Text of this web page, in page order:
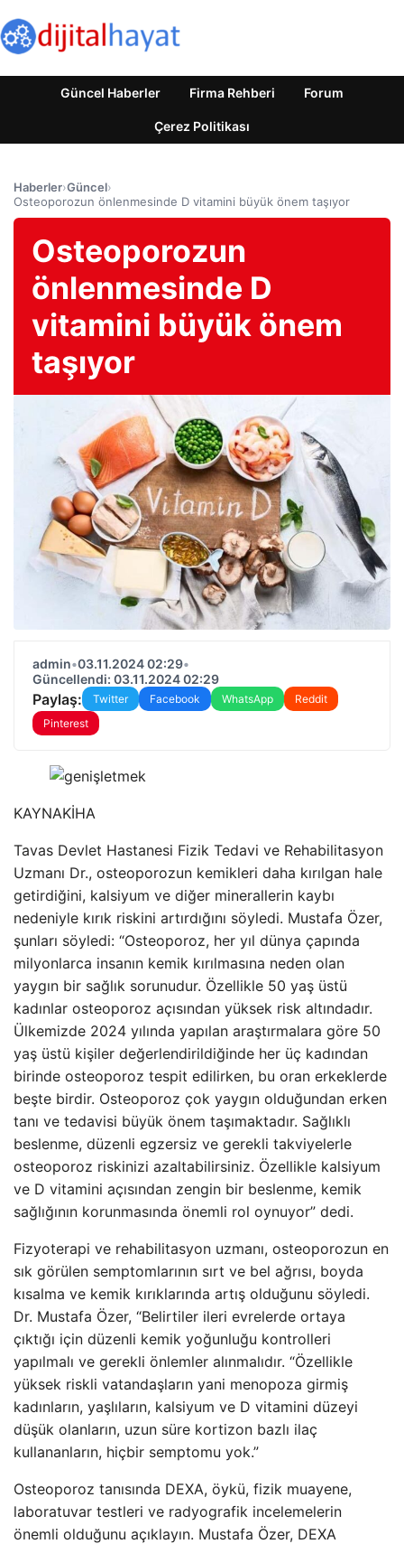
Güncel Haberler Firma Rehberi Forum
Çerez Politikası
Haberler›Güncel›
Osteoporozun önlenmesinde D vitamini büyük önem taşıyor
Osteoporozun
önlenmesinde D
vitamini büyük önem
taşıyor
admin•03.11.2024 02:29•
Güncellendi: 03.11.2024 02:29
Paylaş: Twitter Facebook WhatsApp
Reddit
Pinterest
KAYNAKİHA
Tavas Devlet Hastanesi Fizik Tedavi ve Rehabilitasyon
Uzmanı Dr., osteoporozun kemikleri daha kırılgan hale
getirdiğini, kalsiyum ve diğer minerallerin kaybı
nedeniyle kırık riskini artırdığını söyledi. Mustafa Özer,
şunları söyledi: “Osteoporoz, her yıl dünya çapında
milyonlarca insanın kemik kırılmasına neden olan
yaygın bir sağlık sorunudur. Özellikle 50 yaş üstü
kadınlar osteoporoz açısından yüksek risk altındadır.
Ülkemizde 2024 yılında yapılan araştırmalara göre 50
yaş üstü kişiler değerlendirildiğinde her üç kadından
birinde osteoporoz tespit edilirken, bu oran erkeklerde
beşte birdir. Osteoporoz çok yaygın olduğundan erken
tanı ve tedavisi büyük önem taşımaktadır. Sağlıklı
beslenme, düzenli egzersiz ve gerekli takviyelerle
osteoporoz riskinizi azaltabilirsiniz. Özellikle kalsiyum
ve D vitamini açısından zengin bir beslenme, kemik
sağlığının korunmasında önemli rol oynuyor” dedi.
Fizyoterapi ve rehabilitasyon uzmanı, osteoporozun en
sık görülen semptomlarının sırt ve bel ağrısı, boyda
kısalma ve kemik kırıklarında artış olduğunu söyledi.
Dr. Mustafa Özer, “Belirtiler ileri evrelerde ortaya
çıktığı için düzenli kemik yoğunluğu kontrolleri
yapılmalı ve gerekli önlemler alınmalıdır. “Özellikle
yüksek riskli vatandaşların yani menopoza girmiş
kadınların, yaşlıların, kalsiyum ve D vitamini düzeyi
düşük olanların, uzun süre kortizon bazlı ilaç
kullananların, hiçbir semptomu yok.”
Osteoporoz tanısında DEXA, öykü, fizik muayene,
laboratuvar testleri ve radyografik incelemelerin
önemli olduğunu açıklayın. Mustafa Özer, DEXA